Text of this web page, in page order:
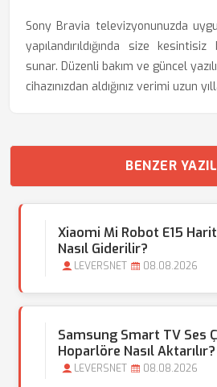
Sony Bravia televizyonunuzda
yapılandırıldığında size
sunar. Düzenli bakım ve güncel
cihazınızdan aldığınız verimi uzun
BENZER
Xiaomi Mi Robot E15
Nasıl Giderilir?
LEVERSNET 08.08.2026
Samsung Smart TV Ses
Hoparlöre Nasıl Aktarılır?
LEVERSNET 08.08.2026